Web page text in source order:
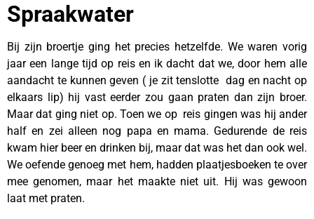
Spraakwater
Bij zijn broertje ging het precies hetzelfde. We waren vorig
jaar een lange tijd op reis en ik dacht dat we, door hem alle
aandacht te kunnen geven ( je zit tenslotte dag en nacht op
elkaars lip) hij vast eerder zou gaan praten dan zijn broer.
Maar dat ging niet op. Toen we op reis gingen was hij ander
half en zei alleen nog papa en mama. Gedurende de reis
kwam hier beer en drinken bij, maar dat was het dan ook wel.
We oefende genoeg met hem, hadden plaatjesboeken te over
mee genomen, maar het maakte niet uit. Hij was gewoon
laat met praten.